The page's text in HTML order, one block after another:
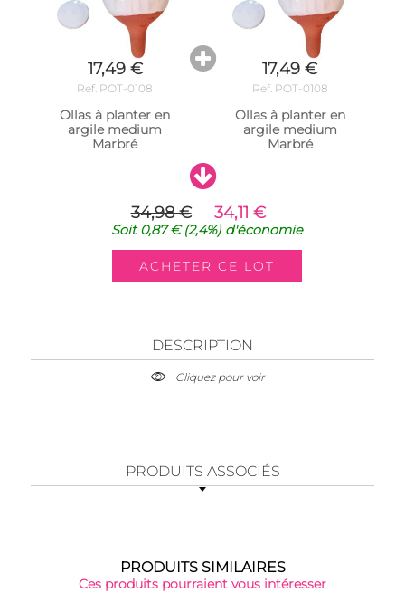
17,49 €
Ref. POT-0108
Ollas à planter en
argile medium
Marbré
17,49 €
Ref. POT-0108
Ollas à planter en
argile medium
Marbré
34,98 € 34,11 €
Soit0,87 €(2,4%) d'économie
DESCRIPTION
Cliquez pour voir
PRODUITS ASSOCIÉS
PRODUITS SIMILAIRES
Ces produits pourraient vous intéresser